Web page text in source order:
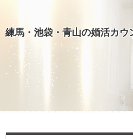
練馬・池袋・青山の婚活カウ